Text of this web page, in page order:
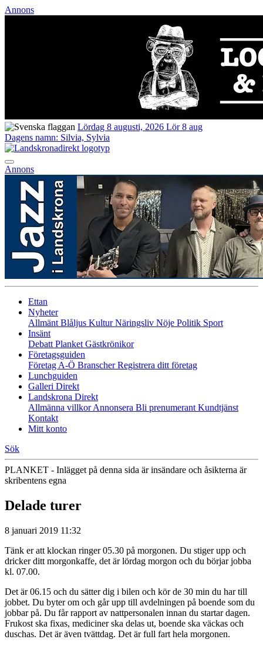
Annons
Lördag 8 augusti, 2026 Lör 8 aug
Dagens namn: Silvia, Sylvia
Annons
Ettan
Nyheter
Allmänt Blåljus KulturNäringsliv Nöje Politik Sport
Insänt
Debatt Planket Gästkrönikor
Företagsguiden
Företag A-Ö BranscherRegistrera ditt företag
Lunchguiden
Galleri Direkt
Landskrona Direkt
Allmänna villkorAnnonsera Bli prenumerant Kundtjänst
Kontakt
Mitt konto
Sök
PLANKET - Inlägget på denna sida är insändare och åsikterna är
skribentens egna
Delade turer
8 januari 2019 11:32
Tänk er att klockan ringer 05.30 på morgonen. Du stiger upp och
dricker ditt morgonkaffe, det är lördag morgon och du börjar jobba
kl. 07.00.
Det är 06.15 och du sätter dig i bilen och kör de 30 min du har till
jobbet. Du byter om och går upp till avdelningen på boende som du
jobbar på. Du får rapport av nattpersonalen innan du startar dagen.
Frukost ska fixas, mediciner ska delas ut, boende ska väckas och
duschas. Det är även tvättdag. Det är full fart hela morgonen.